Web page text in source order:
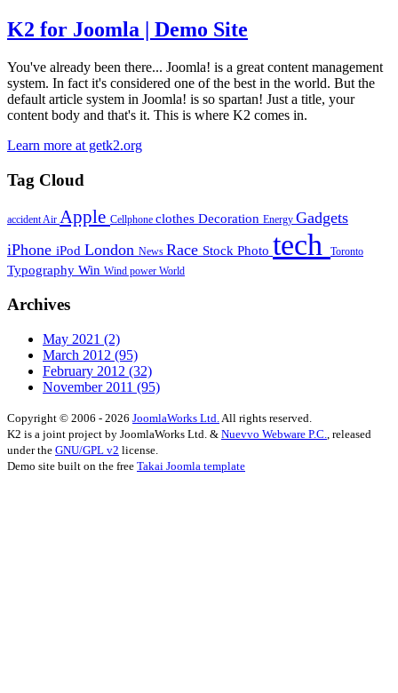
K2 for Joomla | Demo Site
You've already been there... Joomla! is a great content management
system. In fact it's considered one of the best in the world. But the
default article system in Joomla! is so spartan! Just a title, your
content body and that's it. This is where K2 comes in.
Learn more at getk2.org
Tag Cloud
accidentAir Apple Cellphone clothes Decoration Energy Gadgets
iPhone iPod London News Race Stock Photo tech Toronto
Typography Win Wind power World
Archives
May 2021 (2)
March 2012 (95)
February 2012 (32)
November 2011 (95)
Copyright © 2006 - 2026 JoomlaWorks Ltd. All rights reserved.
K2 is a joint project by JoomlaWorks Ltd. & Nuevvo Webware P.C.
, released
under the GNU/GPL v2 license.
Demo site built on the free Takai Joomla template